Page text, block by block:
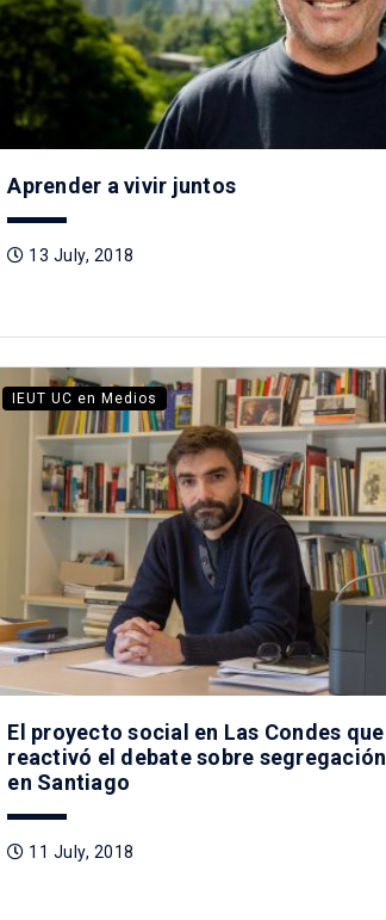
Aprender a vivir juntos
13 July, 2018
IEUT UC en Medios
El proyecto social en Las Condes que
reactivó el debate sobre segregación
en Santiago
11 July, 2018